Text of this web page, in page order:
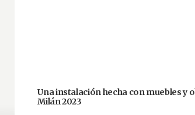
Una instalación hecha con muebles y
Milán 2023